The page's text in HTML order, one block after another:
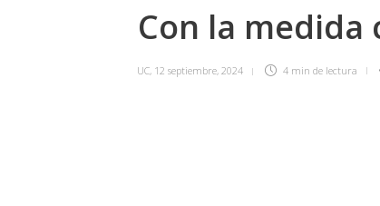
Con la
UC, 12 septiembre, 2024 4 min de lectura